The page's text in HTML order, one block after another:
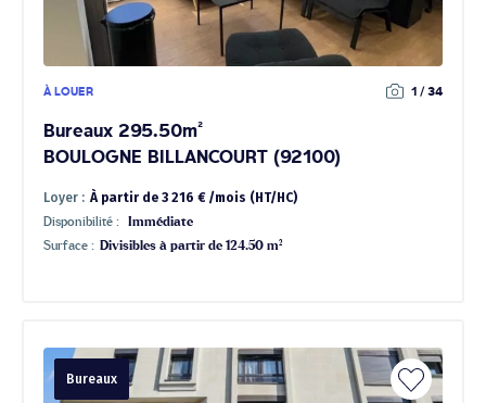
À LOUER 1 / 34
Bureaux 295.50m²
BOULOGNE BILLANCOURT (92100)
Loyer : À partir de 3 216 € /mois (HT/HC)
Disponibilité :
Immédiate
Surface : Divisibles à partir de 124.50 m²
Bureaux